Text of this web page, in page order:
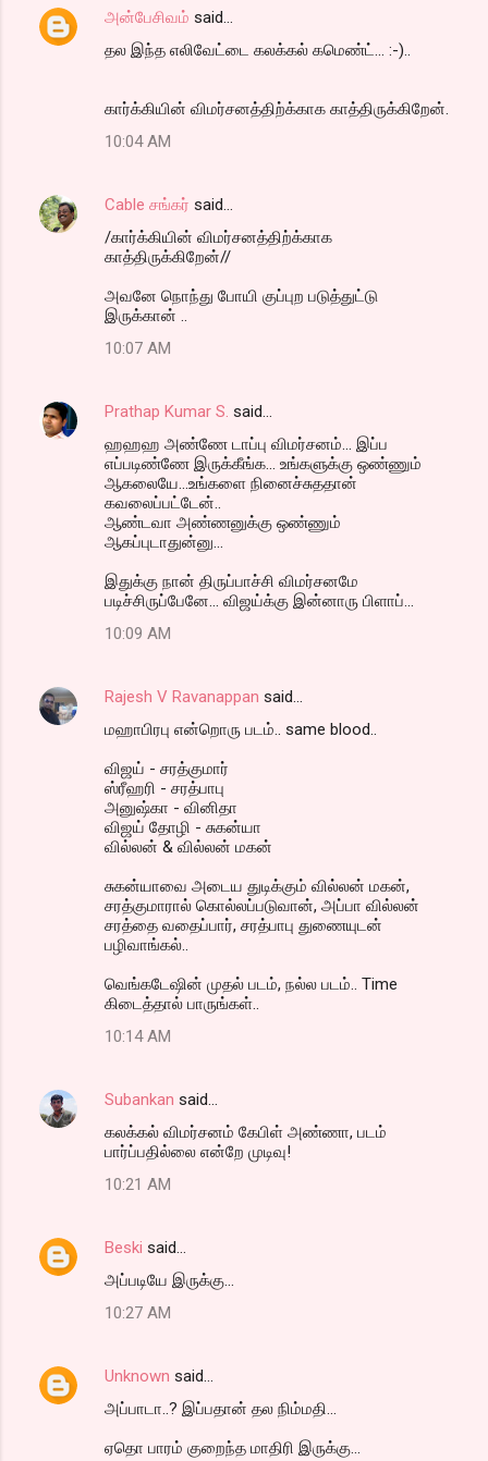
அன்பேசிவம் said…
தல இந்த எலிவேட்டை கலக்கல் கமெண்ட்... :-)..
கார்க்கியின் விமர்சனத்திற்க்காக காத்திருக்கிறேன்.
10:04 AM
Cable சங்கர் said…
/கார்க்கியின் விமர்சனத்திற்க்காக
காத்திருக்கிறேன்//
அவனே நொந்து போயி குப்புற படுத்துட்டு
இருக்கான் ..
10:07 AM
Prathap Kumar S. said…
ஹஹஹ அண்ணே டாப்பு விமர்சனம்... இப்ப
எப்படிண்ணே இருக்கீங்க... உங்களுக்கு ஒண்ணும்
ஆகலையே...உங்களை நினைச்சுததான்
கவலைப்பட்டேன்..
ஆண்டவா அண்ணனுக்கு ஒண்ணும்
ஆகப்புடாதுன்னு...
இதுக்கு நான் திருப்பாச்சி விமர்சனமே
படிச்சிருப்பேனே... விஜய்க்கு இன்னாரு பிளாப்...
10:09 AM
Rajesh V Ravanappan said…
மஹாபிரபு என்றொரு படம்.. same blood..
விஜய் - சரத்குமார்
ஸ்ரீஹரி - சரத்பாபு
அனுஷ்கா - வினிதா
விஜய் தோழி - சுகன்யா
வில்லன் & வில்லன் மகன்
சுகன்யாவை அடைய துடிக்கும் வில்லன் மகன்,
சரத்குமாரால் கொல்லப்படுவான், அப்பா வில்லன்
சரத்தை வதைப்பார், சரத்பாபு துணையுடன்
பழிவாங்கல்..
வெங்கடேஷின் முதல் படம், நல்ல படம்.. Time
கிடைத்தால் பாருங்கள்..
10:14 AM
Subankan said…
கலக்கல் விமர்சனம் கேபிள் அண்ணா, படம்
பார்ப்பதில்லை என்றே முடிவு!
10:21 AM
Beski said…
அப்படியே இருக்கு...
10:27 AM
Unknown said…
அப்பாடா..? இப்பதான் தல நிம்மதி...
ஏதொ பாரம் குறைந்த மாதிரி இருக்கு...